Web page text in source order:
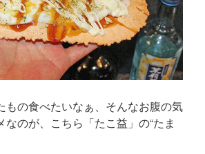
もの食べたいなぁ、そんなお腹の気
のが、こちら「たこ益」の“たま